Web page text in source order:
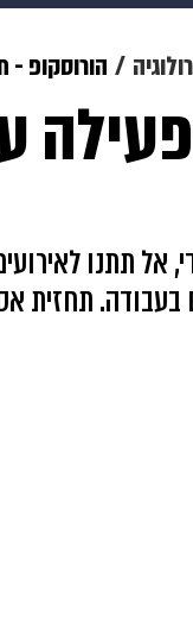
makoZ
תשעה חודשים
הורוסקופ
תתנו
תחזית